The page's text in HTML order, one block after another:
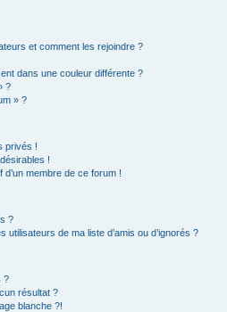
et comment les rejoindre ?
dans une couleur différente ?
?
» ?
privés !
!
membre de ce forum !
?
de ma liste d’amis ou d’ignorés ?
?
résultat ?
blanche ?!